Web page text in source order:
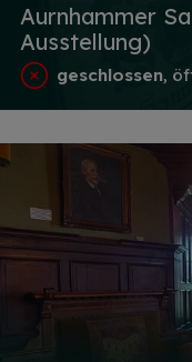
Aurnhammer
Ausstellung)
geschlossen,